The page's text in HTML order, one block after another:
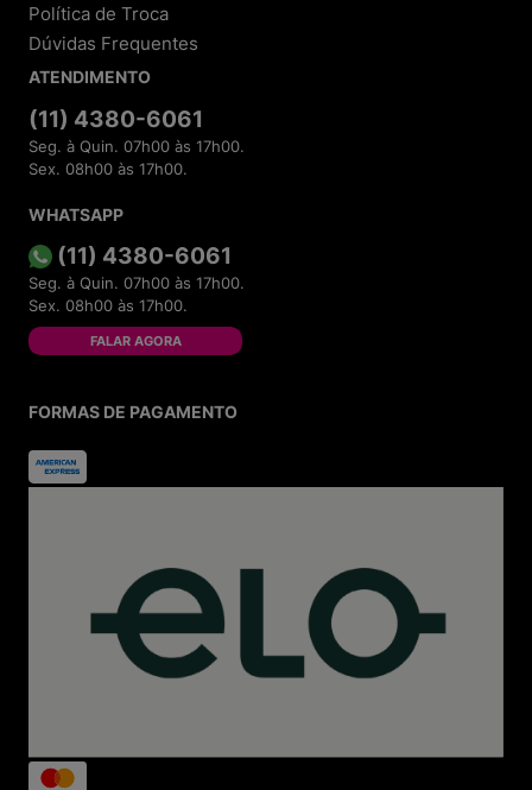
Política de Troca
Dúvidas Frequentes
ATENDIMENTO
(11) 4380-6061
Seg. à Quin. 07h00 às 17h00.
Sex. 08h00 às 17h00.
WHATSAPP
(11) 4380-6061
Seg. à Quin. 07h00 às 17h00.
Sex. 08h00 às 17h00.
FALAR AGORA
FORMAS DE PAGAMENTO